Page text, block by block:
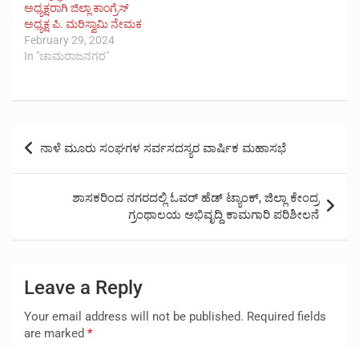
ಅಧ್ಯಕ್ಷರಾಗಿ ಜಿಲ್ಲಾ ಕಾಂಗ್ರೆಸ್
ಅಧ್ಯಕ್ಷ ಪಿ. ಮರಿಸ್ವಾಮಿ ನೇಮಕ
February 29, 2024
In "ಚಾಮರಾಜನಗರ"
Post
navigation
ನಾಳೆ ಮೂರು ಸಂಘಗಳ ಸರ್ವಸದಸ್ಯರ ವಾರ್ಷಿಕ ಮಹಾಸಭೆ
ಶಾಸಕರಿಂದ ನಗರದಲ್ಲಿ ಓವರ್ ಹೆಡ್ ಟ್ಯಾಂಕ್, ಜಿಲ್ಲಾ ಕೇಂದ್ರ
ಗ್ರಂಥಾಲಯ ಅಭಿವೃದ್ದಿ ಕಾಮಗಾರಿ ಪರಿಶೀಲನೆ
Leave a Reply
Your email address will not be published. Required fields
are marked *